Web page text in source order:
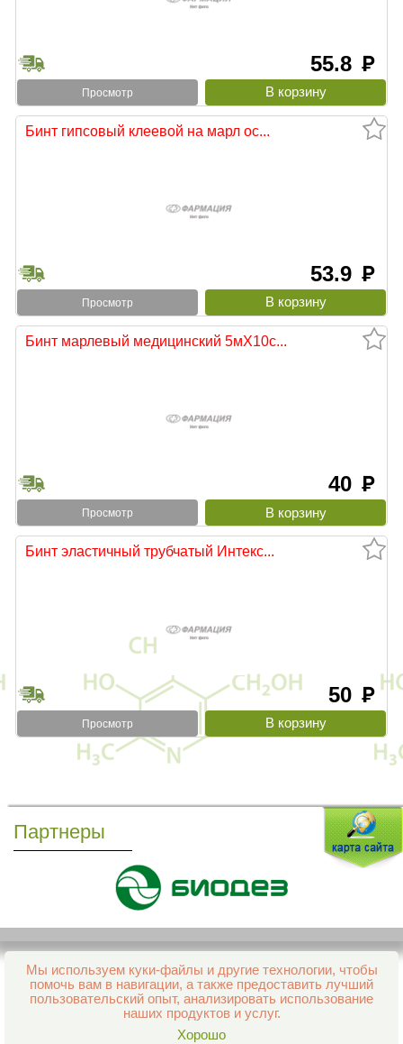
55.8 руб
Просмотр
Бинт гипсовый клеевой на марл ос...
53.9 руб
Просмотр
Бинт марлевый медицинский 5мХ10с...
40 руб
Просмотр
Бинт эластичный трубчатый Интекс...
50 руб
Просмотр
Партнеры
Мы используем куки-файлы и другие технологии, чтобы
помочь вам в навигации, а также предоставить лучший
пользовательский опыт, анализировать использование
наших продуктов и услуг.
Хорошо
Все права защищены и охраняются законом
© 2013–2026 Интернет-аптека Фармация
support@aptekapenza.ru
Телефон: Служба обработки заказов 99-98-28